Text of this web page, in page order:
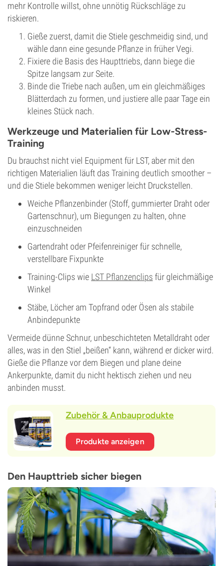
mehr Kontrolle willst, ohne unnötig Rückschläge zu
riskieren.
Gieße zuerst, damit die Stiele geschmeidig sind, und
wähle dann eine gesunde Pflanze in früher Vegi.
Fixiere die Basis des Haupttriebs, dann biege die
Spitze langsam zur Seite.
Binde die Triebe nach außen, um ein gleichmäßiges
Blätterdach zu formen, und justiere alle paar Tage ein
kleines Stück nach.
Werkzeuge und Materialien für Low-Stress-
Training
Du brauchst nicht viel Equipment für LST, aber mit den
richtigen Materialien läuft das Training deutlich smoother –
und die Stiele bekommen weniger leicht Druckstellen.
Weiche Pflanzenbinder (Stoff, gummierter Draht oder
Gartenschnur), um Biegungen zu halten, ohne
einzuschneiden
Gartendraht oder Pfeifenreiniger für schnelle,
verstellbare Fixpunkte
Training-Clips wie LST Pflanzenclips für gleichmäßige
Winkel
Stäbe, Löcher am Topfrand oder Ösen als stabile
Anbindepunkte
Vermeide dünne Schnur, unbeschichteten Metalldraht oder
alles, was in den Stiel „beißen“ kann, während er dicker wird.
Gieße die Pflanze vor dem Biegen und plane deine
Ankerpunkte, damit du nicht hektisch ziehen und neu
anbinden musst.
Zubehör & Anbauprodukte
Produkte anzeigen
Den Haupttrieb sicher biegen